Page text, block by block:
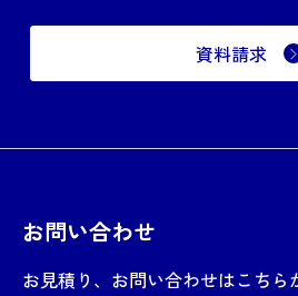
資料請求
お問い合わせ
お見積り、お問い合わせはこちら